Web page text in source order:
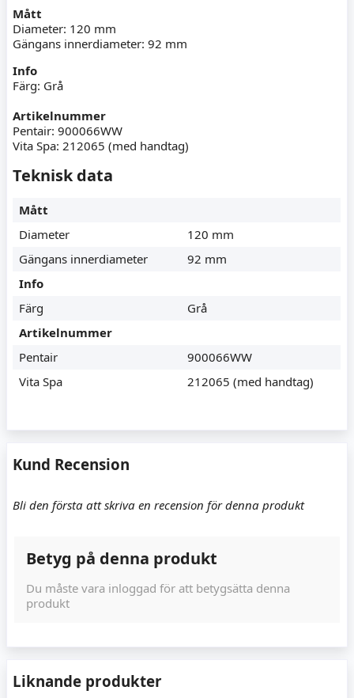
Mått
Diameter: 120 mm
Gängans innerdiameter: 92 mm
Info
Färg: Grå
Artikelnummer
Pentair: 900066WW
Vita Spa: 212065 (med handtag)
Teknisk data
Mått
Diameter
120 mm
Gängans innerdiameter
92 mm
Info
Färg
Grå
Artikelnummer
Pentair
900066WW
Vita Spa
212065 (med handtag)
Kund Recension
Bli den första att skriva en recension för denna produkt
Betyg på denna produkt
Du måste vara inloggad för att betygsätta denna
produkt
Liknande produkter